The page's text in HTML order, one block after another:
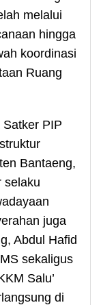
melalui
hingga
koordinasi
Ruang
PIP
Bantaeng,
selaku
juga
Abdul Hafid
sekaligus
Salu’
di